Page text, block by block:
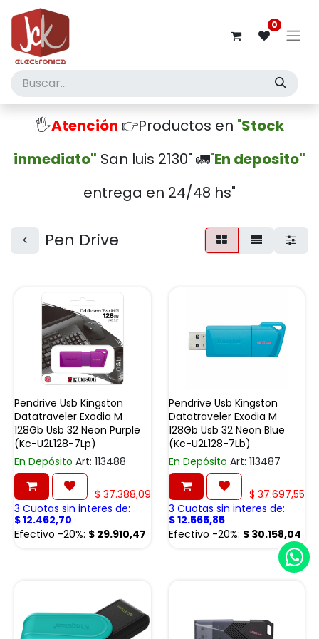
0
🖐️Atención 👉Productos en "Stock
inmediato" San luis 2130" 🚛"En deposito"
entrega en 24/48 hs"
Pen Drive
Pendrive Usb Kingston
Datatraveler Exodia M
128Gb Usb 32 Neon Purple
(Kc-U2L128-7Lp)
En Depósito Art: 113488
$ 37.388,09
3 Cuotas sin interes de:
$12.462,70
Efectivo -20%: $ 29.910,47
Pendrive Usb Kingston
Datatraveler Exodia M
128Gb Usb 32 Neon Blue
(Kc-U2L128-7Lb)
En Depósito Art: 113487
$ 37.697,55
3 Cuotas sin interes de:
$12.565,85
Efectivo -20%: $ 30.158,04